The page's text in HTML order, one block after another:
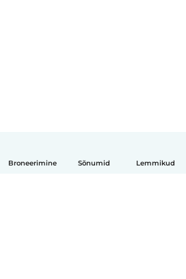
Broneerimine Sõnumid Lemmikud